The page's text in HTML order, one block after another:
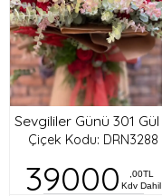
Çiçek Kodu: DRN3288
39000
,00TL
Kdv Dahil